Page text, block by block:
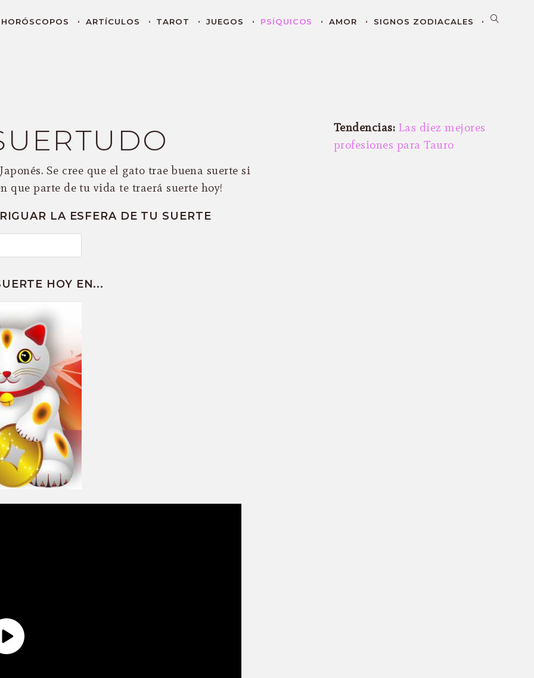
HORÓSCOPOS ARTÍCULOS TAROT JUEGOS PSÍQUICOS AMOR SIGNOS ZODIACALES
Se cree que el gato trae buena suerte si
que parte de tu vida te traerá suerte hoy!
LA ESFERA DE TU SUERTE
HOY EN...
Tendencias: Las diez mejores
profesiones para Tauro